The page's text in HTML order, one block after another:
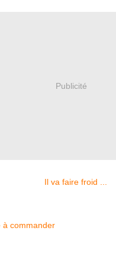
Publicité
à commander